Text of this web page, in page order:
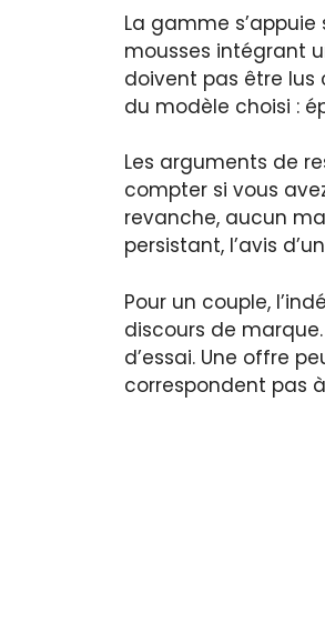
La gamme
mousses intégrant
doivent pas être
du modèle choisi :
Les arguments de
compter si vous
revanche, aucun
persistant, l’avis
Pour un couple,
discours de
d’essai. Une offre
correspondent pas